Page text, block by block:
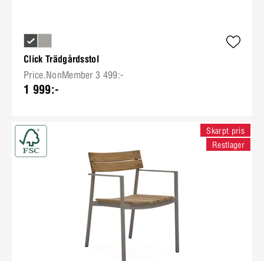
Click Trädgårdsstol
Price.NonMember 3 499:-
1 999:-
Skarpt pris
Restlager